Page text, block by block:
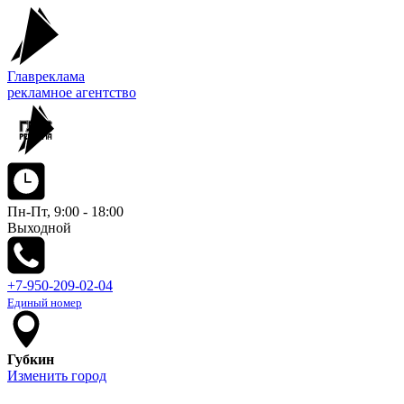
Главреклама
рекламное агентство
Пн-Пт, 9:00 - 18:00
Выходной
+7-950-209-02-04
Единый номер
Губкин
Изменить город